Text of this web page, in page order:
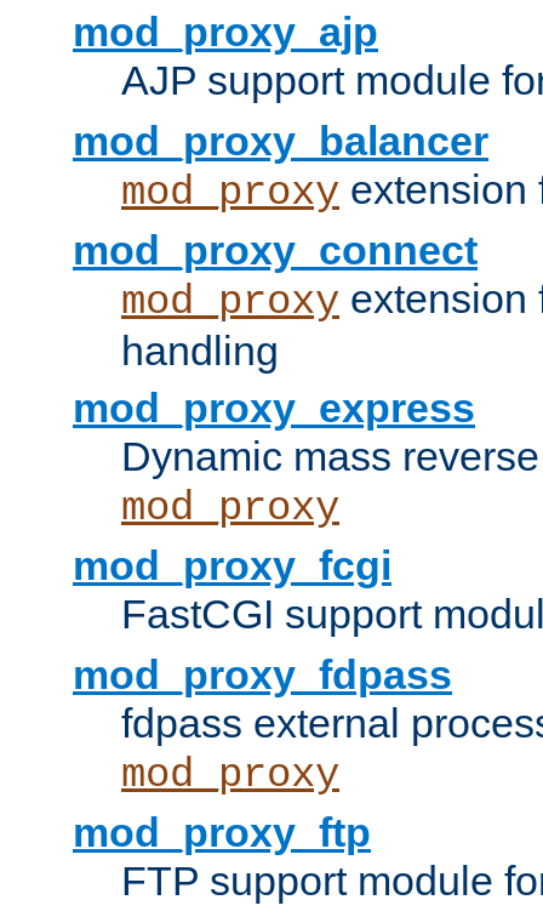
mod_proxy_ajp
AJP support module
mod_proxy_balancer
mod_proxy extension
mod_proxy_connect
mod_proxy
handling
mod_proxy_express
Dynamic mass
mod_proxy
mod_proxy_fcgi
FastCGI support
mod_proxy_fdpass
fdpass external
mod_proxy
mod_proxy_ftp
FTP support module